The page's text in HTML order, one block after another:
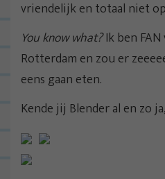
vriendelijk en totaal niet
You know what?Ik ben
Rotterdam en zou er
eens gaan eten.
Kende jij Blender al en zo